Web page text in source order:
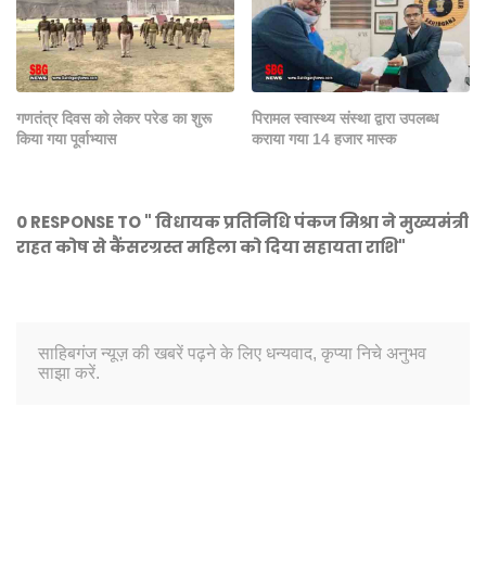
गणतंत्र दिवस को लेकर परेड का शुरू
किया गया पूर्वाभ्यास
पिरामल स्वास्थ्य संस्था द्वारा उपलब्ध
कराया गया 14 हजार मास्क
0 RESPONSE TO " विधायक प्रतिनिधि पंकज मिश्रा ने मुख्यमंत्री
राहत कोष से कैंसरग्रस्त महिला को दिया सहायता राशि"
साहिबगंज न्यूज़ की खबरें पढ़ने के लिए धन्यवाद, कृप्या निचे अनुभव
साझा करें.